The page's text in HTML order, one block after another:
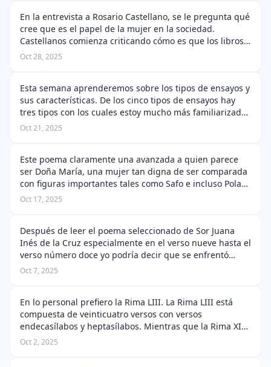
En la entrevista a Rosario Castellano, se le pregunta qué
cree que es el papel de la mujer en la sociedad.
Castellanos comienza criticando cómo es que los libros
sobre el feminismo son en mayor parte una crítica hacia
Oct 28, 2025
Esta semana aprenderemos sobre los tipos de ensayos y
sus características. De los cinco tipos de ensayos hay
tres tipos con los cuales estoy mucho más familiarizada
y estos son los ensayos científicos, ensayos literarios y
Oct 21, 2025
Este poema claramente una avanzada a quien parece
ser Doña María, una mujer tan digna de ser comparada
con figuras importantes tales como Safo e incluso Pola
Argentaria además de que se mencionan varios
Oct 17, 2025
Después de leer el poema seleccionado de Sor Juana
Inés de la Cruz especialmente en el verso nueve hasta el
verso número doce yo podría decir que se enfrentó
demasiado a la censura inquisitorial especialmente por
Oct 7, 2025
En lo personal prefiero la Rima LIII. La Rima LIII está
compuesta de veinticuatro versos con versos
endecasílabos y heptasílabos. Mientras que la Rima XI
se conforma de doce versos con versos decasílabos. La
Oct 2, 2025